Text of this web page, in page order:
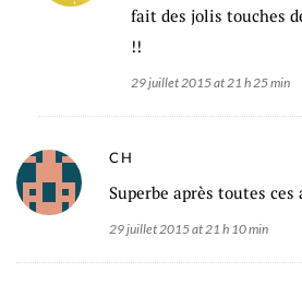
fait des jolis touches
!!
29 juillet 2015 at 21 h 25 min
CH
Superbe après toutes ces
29 juillet 2015 at 21 h 10 min